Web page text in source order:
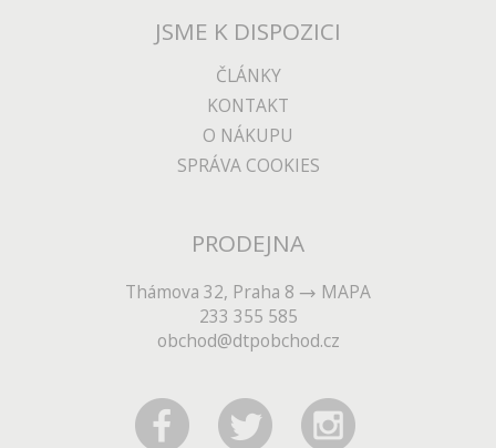
JSME K DISPOZICI
ČLÁNKY
KONTAKT
O NÁKUPU
SPRÁVA COOKIES
PRODEJNA
Thámova 32, Praha 8
MAPA
233 355 585
obchod@dtpobchod.cz